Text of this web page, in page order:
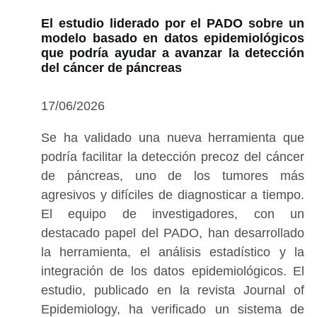
El estudio liderado por el PADO sobre un
modelo basado en datos epidemiológicos
que podría ayudar a avanzar la detección
del cáncer de páncreas
17/06/2026
Se ha validado una nueva herramienta que
podría facilitar la detección precoz del cáncer
de páncreas, uno de los tumores más
agresivos y difíciles de diagnosticar a tiempo.
El equipo de investigadores, con un
destacado papel del PADO, han desarrollado
la herramienta, el análisis estadístico y la
integración de los datos epidemiológicos. El
estudio, publicado en la revista Journal of
Epidemiology, ha verificado un sistema de